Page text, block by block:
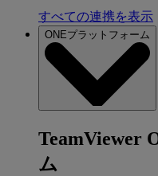
すべての連携を表示
ONEプラットフォーム
TeamViewer
ム